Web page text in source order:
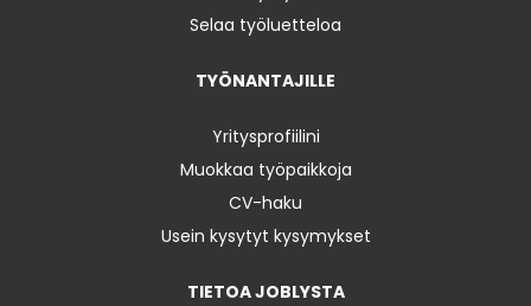
Selaa työluetteloa
TYÖNANTAJILLE
Yritysprofiilini
Muokkaa työpaikkoja
CV-haku
Usein kysytyt kysymykset
TIETOA JOBLYSTA